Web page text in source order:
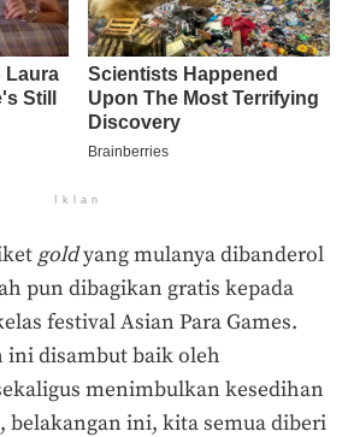
Iklan
goldyang mulanya dibanderol
pun dibagikan gratis kepada
festival Asian Para Games.
ini disambut baik oleh
menimbulkan kesedihan
belakangan ini, kita semua diberi